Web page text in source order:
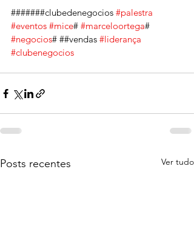
#######clubedenegocios #palestra
#eventos #mice# #marceloortega#
#negocios# ##vendas #liderança
#clubenegocios
Posts recentes Ver tudo